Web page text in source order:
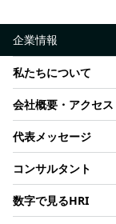
企業情報
私たちについて
会社概要・アクセス
代表メッセージ
コンサルタント
数字で見るHRI